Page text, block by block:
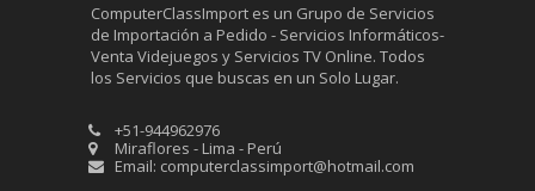
ComputerClassImport es un Grupo de Servicios
de Importación a Pedido - Servicios Informáticos-
Venta Videjuegos y Servicios TV Online. Todos
los Servicios que buscas en un Solo Lugar.
+51-944962976
Miraflores - Lima - Perú
Email: computerclassimport@hotmail.com